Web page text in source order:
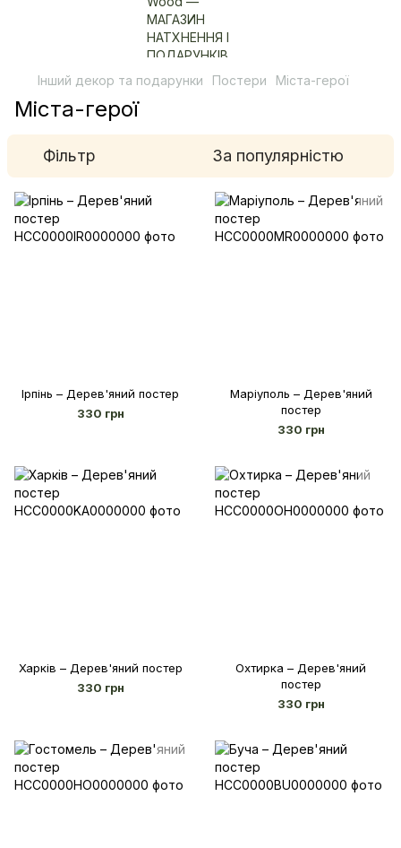
Інший декор та подарунки Постери Міста-герої
Міста-герої
Фільтр За популярністю
Ірпінь – Дерев'яний постер
330 грн
Маріуполь – Дерев'яний
постер
330 грн
Харків – Дерев'яний постер
330 грн
Охтирка – Дерев'яний
постер
330 грн